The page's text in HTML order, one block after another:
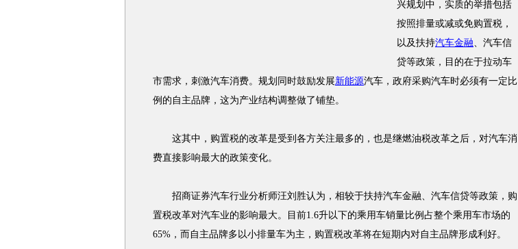
兴规划中，实质的举措包括
按照排量或减或免购置税，
以及扶持汽车金融、汽车信
贷等政策，目的在于拉动车
市需求，刺激汽车消费。规划同时鼓励发展新能源汽车，政府采购汽车时必须有一定比
例的自主品牌，这为产业结构调整做了铺垫。
这其中，购置税的改革是受到各方关注最多的，也是继燃油税改革之后，对汽车消
费直接影响最大的政策变化。
招商证券汽车行业分析师汪刘胜认为，相较于扶持汽车金融、汽车信贷等政策，购
置税改革对汽车业的影响最大。目前1.6升以下的乘用车销量比例占整个乘用车市场的
65%，而自主品牌多以小排量车为主，购置税改革将在短期内对自主品牌形成利好。